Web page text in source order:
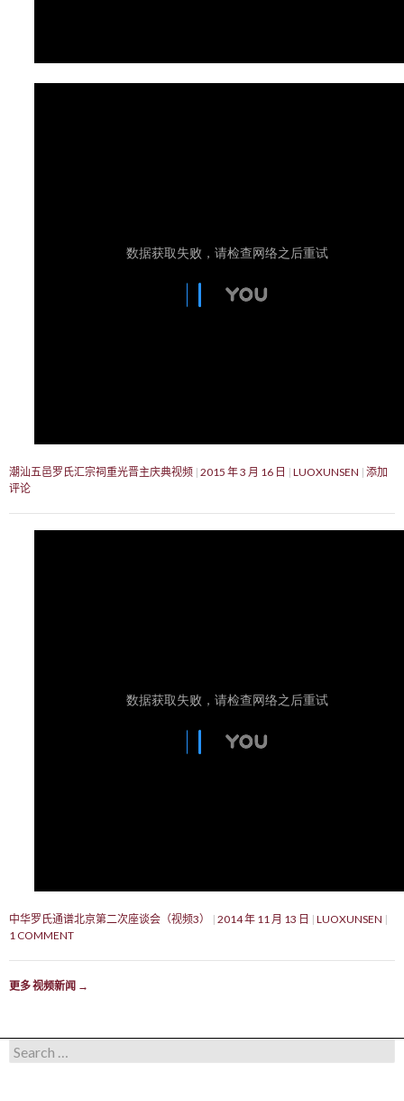
潮汕五邑罗氏汇宗祠重光晋主庆典视频 2015 年 3 月 16 日 LUOXUNSEN 添加
评论
中华罗氏通谱北京第二次座谈会（视频3） 2014 年 11 月 13 日
LUOXUNSEN
1 COMMENT
更多 视频新闻 →
Search for: